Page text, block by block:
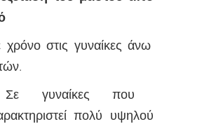
χρόνο στις γυναίκες άνω
Σε γυναίκες που
πολύ υψηλού